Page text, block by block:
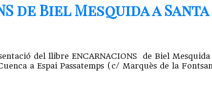
de Biel Mesquida a
del llibre ENCARNACIONS de Biel
a Espai Passatemps (c/ Marquès de la